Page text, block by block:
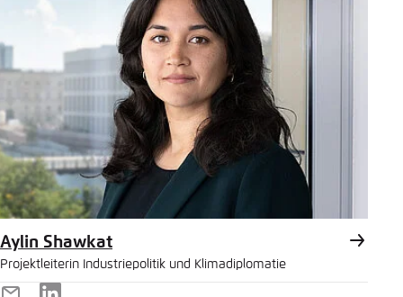
Aylin Shawkat
Projektleiterin Industriepolitik und Klimadiplomatie